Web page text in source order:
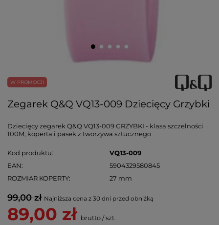
W PROMOCJI
Zegarek Q&Q VQ13-009 Dziecięcy Grzybki
Dziecięcy zegarek Q&Q VQ13-009 GRZYBKI - klasa szczelności
100M, koperta i pasek z tworzywa sztucznego
Kod produktu
VQ13-009
EAN
5904329580845
ROZMIAR KOPERTY
27 mm
99,00 zł Najniższa cena z 30 dni przed obniżką
89,00 zł brutto/szt.